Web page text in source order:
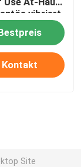
vibriert
Kontakt
Site